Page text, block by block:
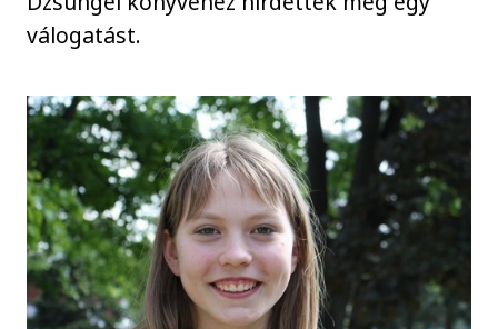
válogatást.